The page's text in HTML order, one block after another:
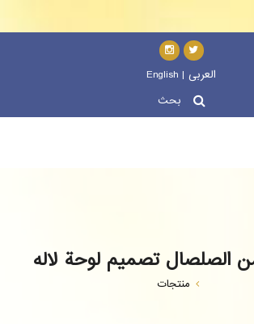
English | العربی
الصلصال تصميم لوحة لاله
منتجات